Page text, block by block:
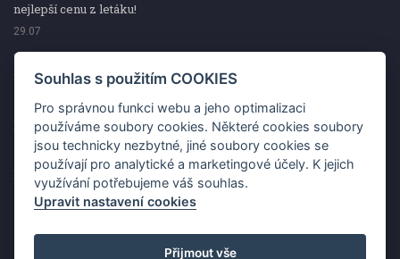
nejlepší cenu z letáku!
29.07
Prokop pro Vás vybírá z obslužného úseku na víkendovku tu
nejlepší cenu z letáku!
Kup špekáčky od Váhaly a vyhraj s naCOOPkou sekerku Fiskars
29.07
Prokop pro Vás vybírá na víkendovku ty nejlepší ceny z letáku!
29.07
Souhlas s použitím COOKIES
Pro správnou funkci webu a jeho optimalizaci
používáme soubory cookies. Některé cookies soubory
jsou technicky nezbytné, jiné soubory cookies se
používají pro analytické a marketingové účely. K jejich
využívání potřebujeme váš souhlas.
Upravit nastavení cookies
Přijmout vše